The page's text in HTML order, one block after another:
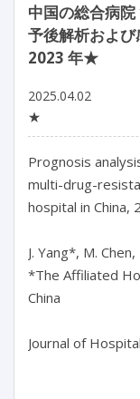
中国の総合病
予後解析およ
2023 年★
2025.04.02
★
Prognosis
multi-drug-
hospital in China,
J. Yang*, M.
*The Affiliated
China